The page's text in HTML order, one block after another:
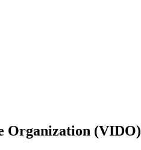
Organization (VIDO)